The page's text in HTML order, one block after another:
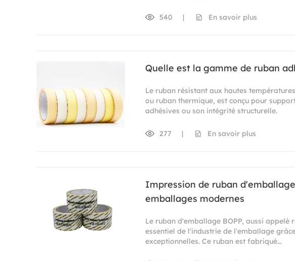
540 | En savoir plus
Quelle est la gamme de ruban
Le ruban résistant aux hautes
ou ruban thermique, est conçu pour
adhésives ou son intégrité structurelle.
277 | En savoir plus
Impression de ruban
emballages modernes
Le ruban d'emballage BOPP, aussi
essentiel de l'industrie de l'emballage
exceptionnelles. Ce ruban est fabriqué…